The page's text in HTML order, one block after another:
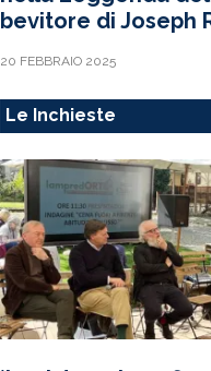
bevitore di Joseph
20 FEBBRAIO 2025
Le Inchieste